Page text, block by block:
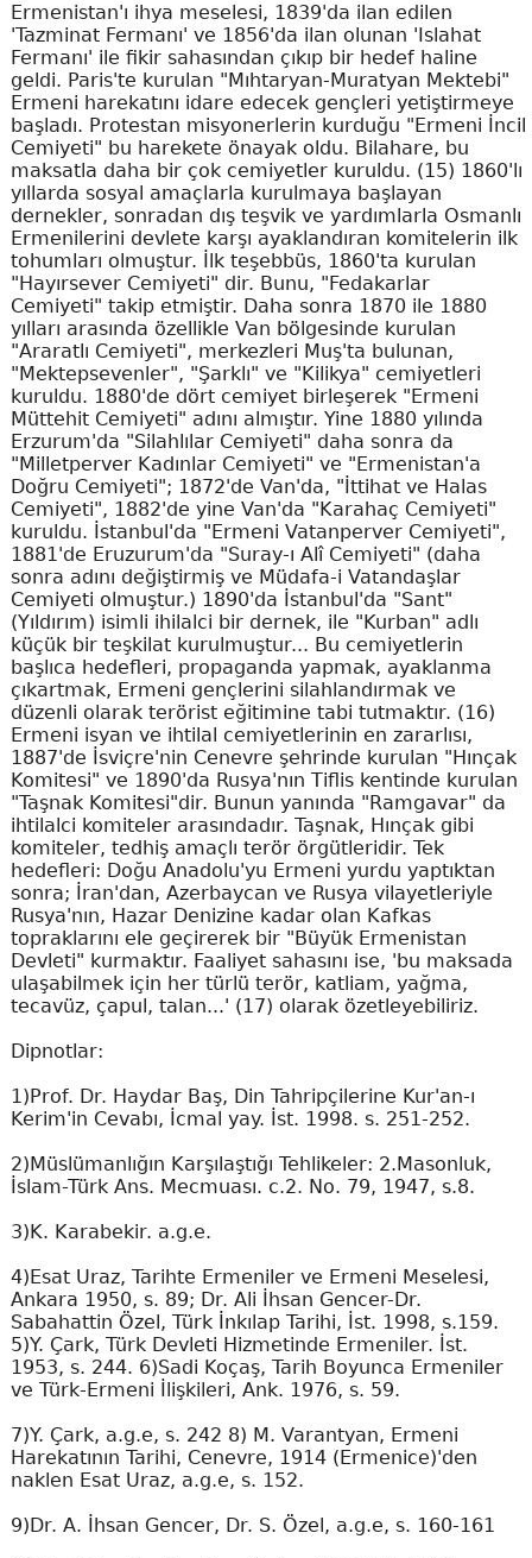
Ermenistan'ı ihya meselesi, 1839'da ilan edilen
'Tazminat Fermanı' ve 1856'da ilan olunan 'Islahat
Fermanı' ile fikir sahasından çıkıp bir hedef haline
geldi. Paris'te kurulan "Mıhtaryan-Muratyan Mektebi"
Ermeni harekatını idare edecek gençleri yetiştirmeye
başladı. Protestan misyonerlerin kurduğu "Ermeni İncil
Cemiyeti" bu harekete önayak oldu. Bilahare, bu
maksatla daha bir çok cemiyetler kuruldu. (15) 1860'lı
yıllarda sosyal amaçlarla kurulmaya başlayan
dernekler, sonradan dış teşvik ve yardımlarla Osmanlı
Ermenilerini devlete karşı ayaklandıran komitelerin ilk
tohumları olmuştur. İlk teşebbüs, 1860'ta kurulan
"Hayırsever Cemiyeti" dir. Bunu, "Fedakarlar
Cemiyeti" takip etmiştir. Daha sonra 1870 ile 1880
yılları arasında özellikle Van bölgesinde kurulan
"Araratlı Cemiyeti", merkezleri Muş'ta bulunan,
"Mektepsevenler", "Şarklı" ve "Kilikya" cemiyetleri
kuruldu. 1880'de dört cemiyet birleşerek "Ermeni
Müttehit Cemiyeti" adını almıştır. Yine 1880 yılında
Erzurum'da "Silahlılar Cemiyeti" daha sonra da
"Milletperver Kadınlar Cemiyeti" ve "Ermenistan'a
Doğru Cemiyeti"; 1872'de Van'da, "İttihat ve Halas
Cemiyeti", 1882'de yine Van'da "Karahaç Cemiyeti"
kuruldu. İstanbul'da "Ermeni Vatanperver Cemiyeti",
1881'de Eruzurum'da "Suray-ı Alî Cemiyeti" (daha
sonra adını değiştirmiş ve Müdafa-i Vatandaşlar
Cemiyeti olmuştur.) 1890'da İstanbul'da "Sant"
(Yıldırım) isimli ihilalci bir dernek, ile "Kurban" adlı
küçük bir teşkilat kurulmuştur... Bu cemiyetlerin
başlıca hedefleri, propaganda yapmak, ayaklanma
çıkartmak, Ermeni gençlerini silahlandırmak ve
düzenli olarak terörist eğitimine tabi tutmaktır. (16)
Ermeni isyan ve ihtilal cemiyetlerinin en zararlısı,
1887'de İsviçre'nin Cenevre şehrinde kurulan "Hınçak
Komitesi" ve 1890'da Rusya'nın Tiflis kentinde kurulan
"Taşnak Komitesi"dir. Bunun yanında "Ramgavar" da
ihtilalci komiteler arasındadır. Taşnak, Hınçak gibi
komiteler, tedhiş amaçlı terör örgütleridir. Tek
hedefleri: Doğu Anadolu'yu Ermeni yurdu yaptıktan
sonra; İran'dan, Azerbaycan ve Rusya vilayetleriyle
Rusya'nın, Hazar Denizine kadar olan Kafkas
topraklarını ele geçirerek bir "Büyük Ermenistan
Devleti" kurmaktır. Faaliyet sahasını ise, 'bu maksada
ulaşabilmek için her türlü terör, katliam, yağma,
tecavüz, çapul, talan...' (17) olarak özetleyebiliriz.
Dipnotlar:
1)Prof. Dr. Haydar Baş, Din Tahripçilerine Kur'an-ı
Kerim'in Cevabı, İcmal yay. İst. 1998. s. 251-252.
2)Müslümanlığın Karşılaştığı Tehlikeler: 2.Masonluk,
İslam-Türk Ans. Mecmuası. c.2. No. 79, 1947, s.8.
3)K. Karabekir. a.g.e.
4)Esat Uraz, Tarihte Ermeniler ve Ermeni Meselesi,
Ankara 1950, s. 89; Dr. Ali İhsan Gencer-Dr.
Sabahattin Özel, Türk İnkılap Tarihi, İst. 1998, s.159.
5)Y. Çark, Türk Devleti Hizmetinde Ermeniler. İst.
1953, s. 244. 6)Sadi Koçaş, Tarih Boyunca Ermeniler
ve Türk-Ermeni İlişkileri, Ank. 1976, s. 59.
7)Y. Çark, a.g.e, s. 242 8) M. Varantyan, Ermeni
Harekatının Tarihi, Cenevre, 1914 (Ermenice)'den
naklen Esat Uraz, a.g.e, s. 152.
9)Dr. A. İhsan Gencer, Dr. S. Özel, a.g.e, s. 160-161